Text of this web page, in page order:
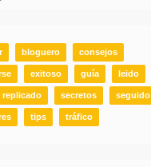
bloguero consejos
exitoso guía leido
replicado secretos seguido
tips tráfico